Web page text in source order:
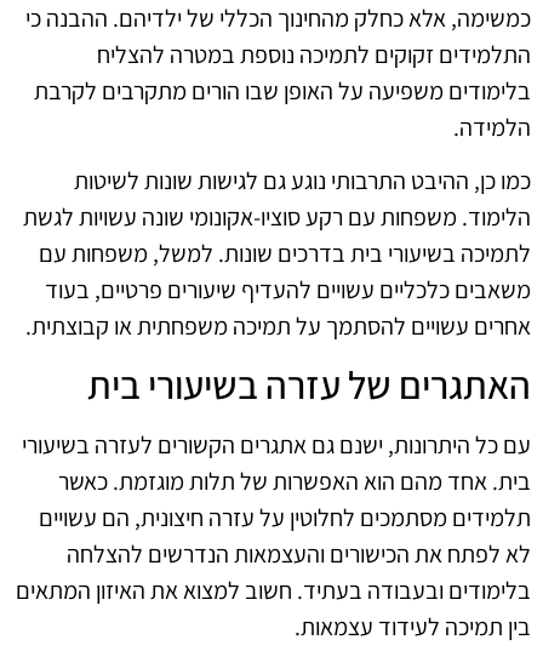
כמשימה, אלא כחלק מהחינוך הכללי של ילדיהם. ההבנה כי
התלמידים זקוקים לתמיכה נוספת במטרה להצליח
בלימודים משפיעה על האופן שבו הורים מתקרבים לקרבת
הלמידה.
כמו כן, ההיבט התרבותי נוגע גם לגישות שונות לשיטות
הלימוד. משפחות עם רקע סוציו-אקונומי שונה עשויות לגשת
לתמיכה בשיעורי בית בדרכים שונות. למשל, משפחות עם
משאבים כלכליים עשויים להעדיף שיעורים פרטיים, בעוד
אחרים עשויים להסתמך על תמיכה משפחתית או קבוצתית.
האתגרים של עזרה בשיעורי בית
עם כל היתרונות, ישנם גם אתגרים הקשורים לעזרה בשיעורי
בית. אחד מהם הוא האפשרות של תלות מוגזמת. כאשר
תלמידים מסתמכים לחלוטין על עזרה חיצונית, הם עשויים
לא לפתח את הכישורים והעצמאות הנדרשים להצלחה
בלימודים ובעבודה בעתיד. חשוב למצוא את האיזון המתאים
בין תמיכה לעידוד עצמאות.